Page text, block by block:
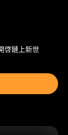
啓鏈上新世